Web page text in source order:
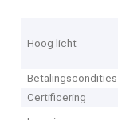
Hoog licht
Betalingscondities
Certificering